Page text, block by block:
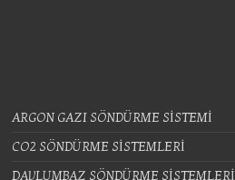
ARGON GAZI SÖNDÜRME SİSTEMİ
CO2 SÖNDÜRME SİSTEMLERİ
DAVLUMBAZ SÖNDÜRME SİSTEMLERİ